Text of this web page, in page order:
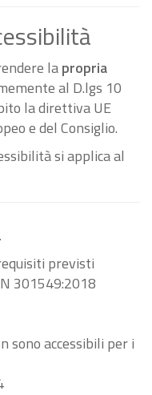
lapropria
al D.lgs 10
la direttiva UE
e del Consiglio.
si applica al
previsti
301549:2018
sono accessibili per i